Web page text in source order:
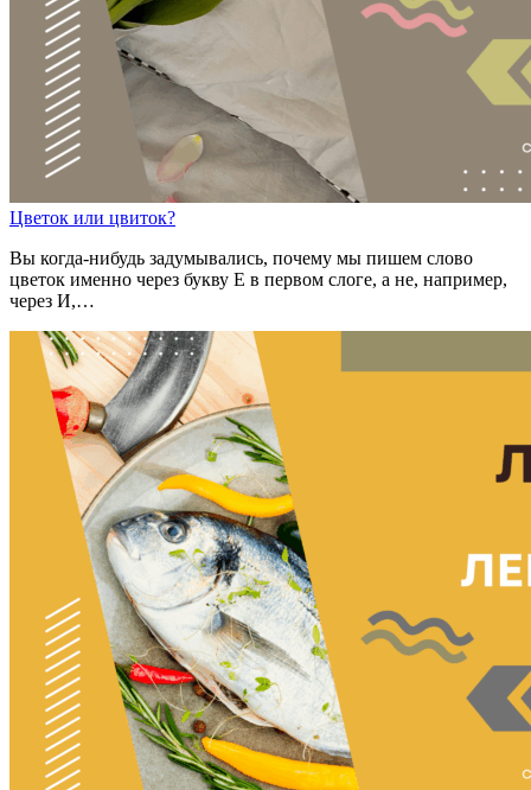
Цветок или цвиток?
Вы когда-нибудь задумывались, почему мы пишем слово
цветок именно через букву Е в первом слоге, а не, например,
через И,…